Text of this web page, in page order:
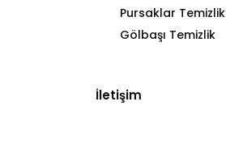
Pursaklar Temizlik
Gölbaşı Temizlik
İletişim